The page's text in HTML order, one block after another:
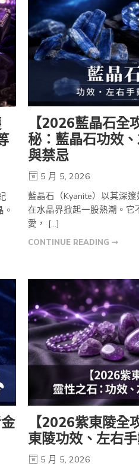
【2026藍晶石全
秘：藍晶石功效
與禁忌
5 月 5, 2026
藍晶石（Kyanite）以其深
在水晶界掀起一股熱潮。它
愛， […]
CONTINUE READING ➞
【2026紫東陵全
東陵功效、左右
5 月 5, 2026